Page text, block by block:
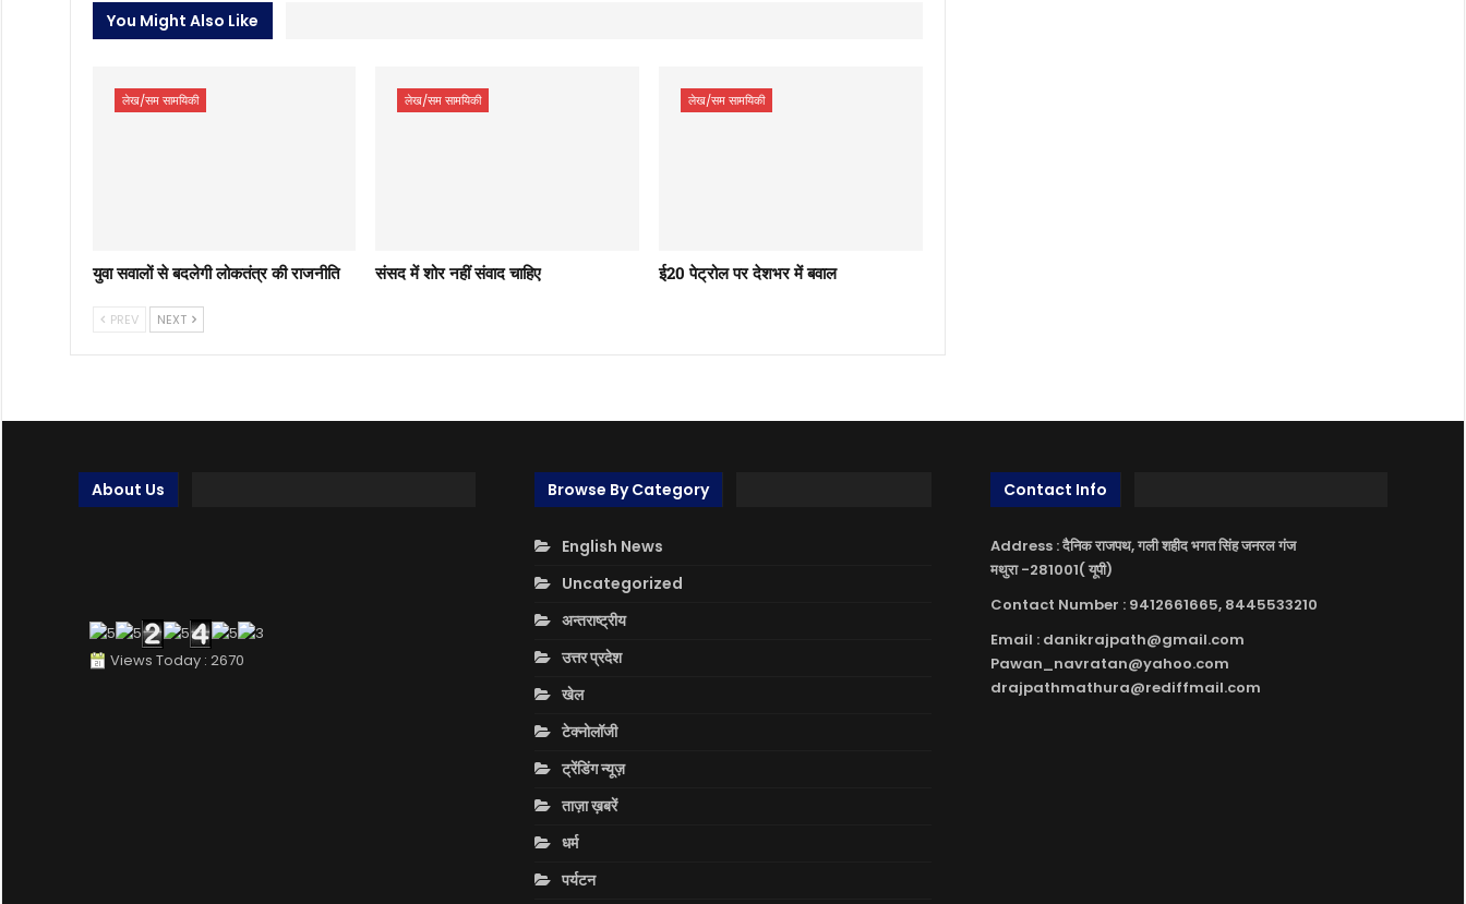
You Might Also Like
लेख/सम सामयिकी
युवा सवालों से बदलेगी लोकतंत्र की राजनीति
लेख/सम सामयिकी
संसद में शोर नहीं संवाद चाहिए
लेख/सम सामयिकी
ई20 पेट्रोल पर देशभर में बवाल
PREV NEXT
About Us
Views Today : 2670
Browse By Category
English News
Uncategorized
अन्तराष्ट्रीय
उत्तर प्रदेश
खेल
टेक्नोलॉजी
ट्रेंडिंग न्यूज़
ताज़ा ख़बरें
धर्म
पर्यटन
Contact Info
Address : दैनिक राजपथ, गली शहीद भगत सिंह जनरल गंज
मथुरा -281001( यूपी)
Contact Number : 9412661665, 8445533210
Email : danikrajpath@gmail.com
Pawan_navratan@yahoo.com
drajpathmathura@rediffmail.com